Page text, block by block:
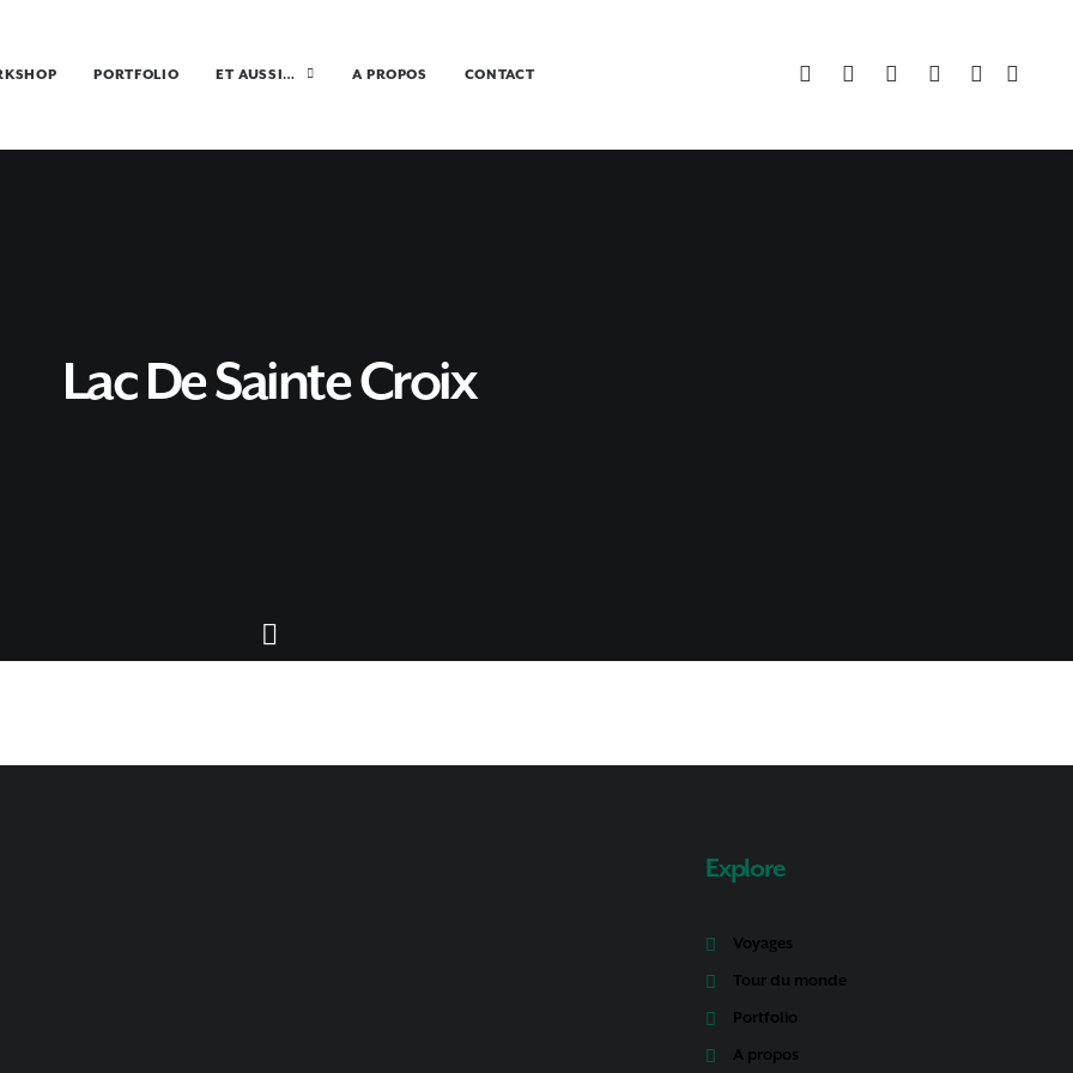
PORTFOLIO ET AUSSI… A PROPOS CONTACT
Lac De Sainte Croix
Explore
Voyages
Tour du monde
Portfolio
A propos